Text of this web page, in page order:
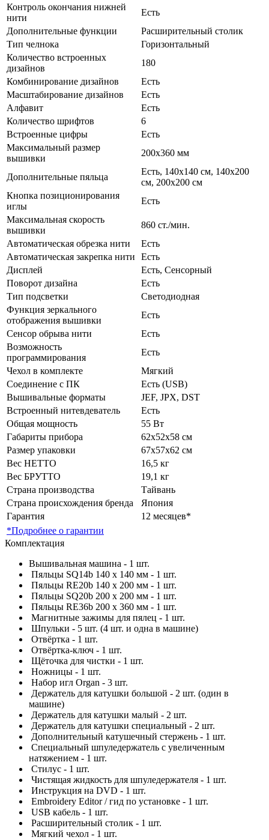
Контроль окончания нижней
нити
Есть
Дополнительные функции
Расширительный столик
Тип челнока
Горизонтальный
Количество встроенных
дизайнов
180
Комбинирование дизайнов
Есть
Масштабирование дизайнов
Есть
Алфавит
Есть
Количество шрифтов
6
Встроенные цифры
Есть
Максимальный размер
вышивки
200х360 мм
Дополнительные пяльца
Есть, 140х140 см, 140х200
см, 200х200 см
Кнопка позиционирования
иглы
Есть
Максимальная скорость
вышивки
860 ст./мин.
Автоматическая обрезка нити
Есть
Автоматическая закрепка нити
Есть
Дисплей
Есть, Сенсорный
Поворот дизайна
Есть
Тип подсветки
Светодиодная
Функция зеркального
отображения вышивки
Есть
Сенсор обрыва нити
Есть
Возможность
программирования
Есть
Чехол в комплекте
Мягкий
Соединение с ПК
Есть (USB)
Вышивальные форматы
JEF, JPX, DST
Встроенный нитевдеватель
Есть
Общая мощность
55 Вт
Габариты прибора
62х52х58 см
Размер упаковки
67х57х62 см
Вес НЕТТО
16,5 кг
Вес БРУТТО
19,1 кг
Страна производства
Тайвань
Страна происхождения бренда
Япония
Гарантия
12 месяцев*
*Подробнее о гарантии
Комплектация
Вышивальная машина - 1 шт.
Пяльцы SQ14b 140 x 140 мм - 1 шт.
Пяльцы RE20b 140 x 200 мм - 1 шт.
Пяльцы SQ20b 200 x 200 мм - 1 шт.
Пяльцы RE36b 200 x 360 мм - 1 шт.
Магнитные зажимы для пялец - 1 шт.
Шпульки - 5 шт. (4 шт. и одна в машине)
Отвёртка - 1 шт.
Отвёртка-ключ - 1 шт.
Щёточка для чистки - 1 шт.
Ножницы - 1 шт.
Набор игл Organ - 3 шт.
Держатель для катушки большой - 2 шт. (один в
машине)
Держатель для катушки малый - 2 шт.
Держатель для катушки специальный - 2 шт.
Дополнительный катушечный стержень - 1 шт.
Специальный шпуледержатель с увеличенным
натяжением - 1 шт.
Стилус - 1 шт.
Чистящая жидкость для шпуледержателя - 1 шт.
Инструкция на DVD - 1 шт.
Embroidery Editor / гид по установке - 1 шт.
USB кабель - 1 шт.
Расширительный столик - 1 шт.
Мягкий чехол - 1 шт.